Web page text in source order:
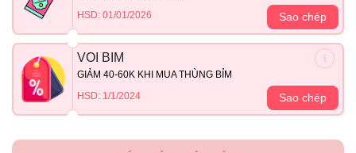
HSD: 01/01/2026
Sao chép
VOI BIM
GIẢM 40-60K KHI MUA THÙNG BỈM
HSD: 1/1/2024
Sao chép